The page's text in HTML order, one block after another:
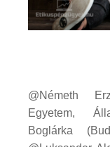
@Németh
Egyetem,
Boglárka